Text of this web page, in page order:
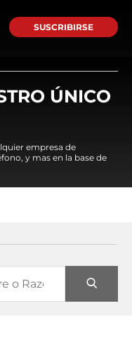
SUSCRIBIRSE
ÚNICO
empresa de
y mas en la base de